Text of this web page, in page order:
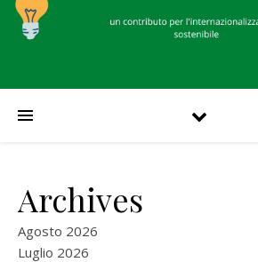
Archives
Agosto 2026
Luglio 2026